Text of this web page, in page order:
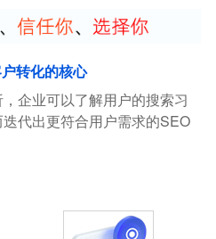
转化的核心
企业可以了解用户的搜索习
代出更符合用户需求的SEO